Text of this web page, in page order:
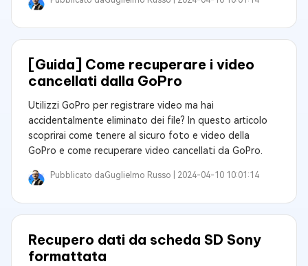
[Guida] Come recuperare i video
cancellati dalla GoPro
Utilizzi GoPro per registrare video ma hai
accidentalmente eliminato dei file? In questo articolo
scoprirai come tenere al sicuro foto e video della
GoPro e come recuperare video cancellati da GoPro.
Pubblicato daGuglielmo Russo | 2024-04-10 10:01:14
Recupero dati da scheda SD Sony
formattata